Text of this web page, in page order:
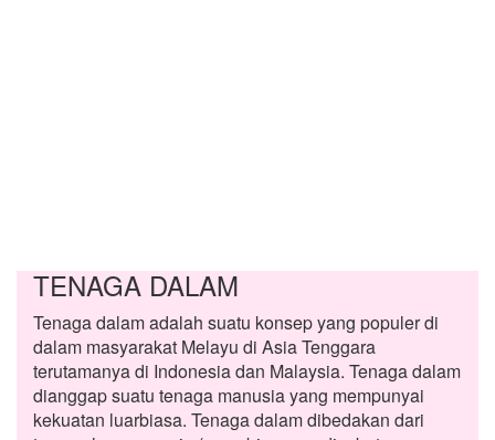
TENAGA DALAM
Tenaga dalam adalah suatu konsep yang populer di
dalam masyarakat Melayu di Asia Tenggara
terutamanya di Indonesia dan Malaysia. Tenaga dalam
dianggap suatu tenaga manusia yang mempunyai
kekuatan luarbiasa. Tenaga dalam dibedakan dari